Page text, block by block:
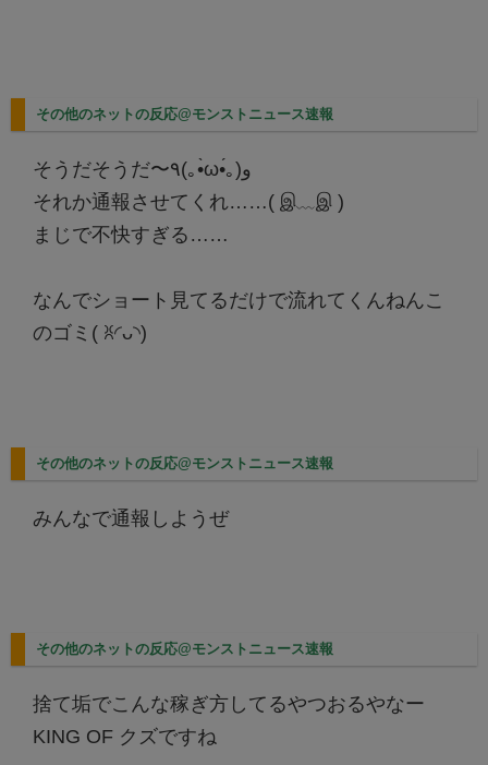
その他のネットの反応@モンストニュース速報
そうだそうだ〜٩(｡•̀ω•́｡)و
それか通報させてくれ……( இ﹏இ )
まじで不快すぎる……
なんでショート見てるだけで流れてくんねんこ
のゴミ( ꐦ◜ᴗ◝)
その他のネットの反応@モンストニュース速報
みんなで通報しようぜ
その他のネットの反応@モンストニュース速報
捨て垢でこんな稼ぎ方してるやつおるやなー
KING OF クズですね